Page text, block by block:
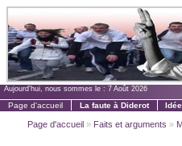
Aujourd'hui, nous sommes le : 7 Août 2026
Page d'accueil La faute à Diderot
Page d'accueil » Faits et arguments »